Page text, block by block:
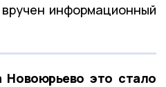
информационный
это стало